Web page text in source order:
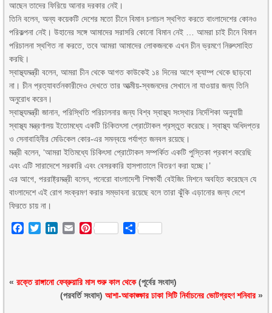
আছেন তাদের ফিরিয়ে আনার দরকার নেই।
তিনি বলেন, অন্য কয়েকটি দেশের মতো চীনে বিমান চলাচল স্থগিত করতে বাংলাদেশের কোনও
পরিকল্পনা নেই। উহানের সঙ্গে আমাদের সরাসরি কোনো বিমান নেই … আমরা চাই চীনে বিমান
পরিচালনা স্থগিত না করতে, তবে আমরা আমাদের লোকজনকে এখন চীন ভ্রমণে নিরুৎসাহিত
করছি।
স্বাস্থ্যমন্ত্রী বলেন, আমরা চীন থেকে আগত কাউকেই ১৪ দিনের আগে ক্যাম্প থেকে ছাড়বো
না। চীন প্রত্যাবর্তনকারীদেও দেখতে তার আত্মীয়-স্বজনদের সেখানে না যাওয়ার জন্য তিনি
অনুরোধ করেন।
স্বাস্থ্যমন্ত্রী জানান, পরিস্থিতি পরিচালনার জন্য বিশ্ব স্বাস্থ্য সংস্থার নির্দেশিকা অনুযায়ী
স্বাস্থ্য মন্ত্রণালয় ইতোমধ্যে একটি চিকিতৎসা প্রোটোকল প্রস্তুত করেছে। স্বাস্থ্য অধিদপ্তর
ও সেনাবাহিনীর মেডিকেল কোর-এর সমন্বয়ে পর্যাপ্ত জনবল রয়েছে।
মন্ত্রী বলেন, ‘আমরা ইতিমধ্যে চিকিৎসা প্রোটোকল সম্পর্কিত একটি পুস্তিকা প্রকাশ করেছি
এবং এটি সারাদেশে সরকারি এবং বেসরকারি হাসপাতালে বিতরণ করা হচ্ছে।’
এর আগে, পররাষ্ট্রমন্ত্রী বলেন, পনেরো বাংলাদেশী শিক্ষার্থী বেইজিং মিশনে অবহিত করেছেন যে
বাংলাদেশে এই রোগ সংক্রমণ করার সম্ভাবনা রয়েছে বলে তারা ঝুঁকি এড়ানোর জন্য দেশে
ফিরতে চায় না।
Facebook
TwitterLinkedIn
EmailPinterest Share
«রক্তে রাঙ্গানো ফেব্রুয়ারি মাস শুরু কাল থেকে(পূর্বের সংবাদ)
(পরবর্তি সংবাদ) আশা-আকাঙ্ক্ষার ঢাকা সিটি নির্বাচনের ভোটগ্রহণ শনিবার»